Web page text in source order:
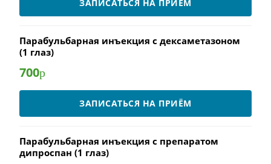
ЗАПИСАТЬСЯ НА ПРИЁМ
Парабульбарная инъекция с дексаметазоном
(1 глаз)
700р
ЗАПИСАТЬСЯ НА ПРИЁМ
Парабульбарная инъекция с препаратом
дипроспан (1 глаз)